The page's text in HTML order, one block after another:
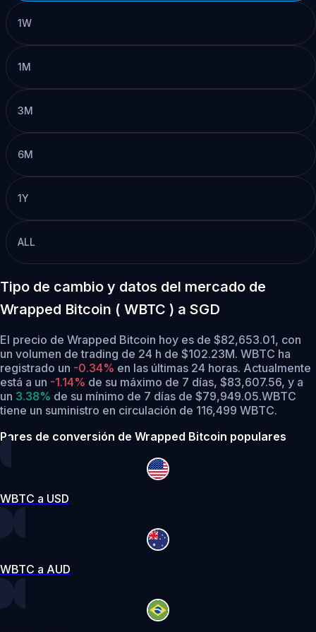
1W
1M
3M
6M
1Y
ALL
Tipo de cambio y datos del mercado de
Wrapped Bitcoin ( WBTC ) a SGD
El precio de Wrapped Bitcoin hoy es de $82,653.01, con
un volumen de trading de 24 h de $102.23M. WBTC ha
registrado un -0.34% en las últimas 24 horas. Actualmente
está a un -1.14% de su máximo de 7 días, $83,607.56, y a
un 3.38% de su mínimo de 7 días de $79,949.05.WBTC
tiene un suministro en circulación de 116,499 WBTC.
Pares de conversión de Wrapped Bitcoin populares
WBTC a USD
WBTC a AUD